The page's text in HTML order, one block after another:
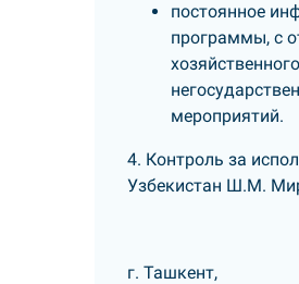
постоянное
программы, с
мероприятий.
4. Контроль за
Узбекистан Ш.М.
г. Ташкент,